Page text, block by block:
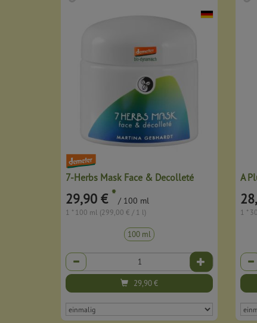
7-Herbs Mask Face & Decolleté
29,90 € * / 100 ml
1 * 100 ml (299,00 € / 1 l)
100 ml
Anzahl
29,90€
A
1 *